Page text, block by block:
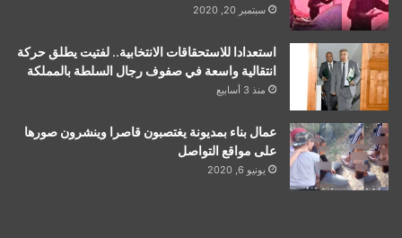
سبتمبر 20, 2020
استعدادا للاستحقاقات الانتخابية.. لفتيت يطلق حركة
انتقالية واسعة في صفوف رجال السلطة بالمملكة
منذ 3 أسابيع
عمال بناء بمديونة يغتصبون قاصرا وينشرون صورها
على مواقع التواصل
يونيو 6, 2020